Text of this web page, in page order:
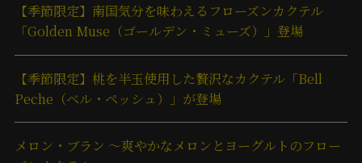
【季節限定】南国気分を味わえるフローズンカクテル
「Golden Muse（ゴールデン・ミューズ）」登場
【季節限定】桃を半玉使用した贅沢なカクテル「Bell
Peche（ベル・ペッシュ）」が登場
メロン・ブラン ～爽やかなメロンとヨーグルトのフロー